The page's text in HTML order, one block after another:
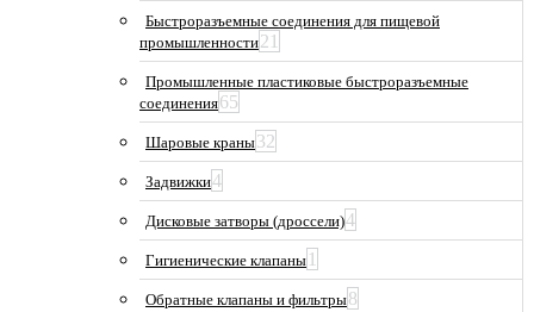
Быстроразъемные соединения для пищевой
промышленности21
Промышленные пластиковые быстроразъемные
соединения65
Шаровые краны32
Задвижки4
Дисковые затворы (дроссели)4
Гигиенические клапаны 1
Обратные клапаны и фильтры8